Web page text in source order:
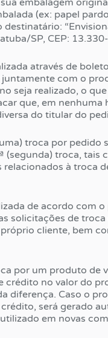
embalagem
(ex: papel
SP, CEP:
através de
com o
seja realizado, o
que, em nenhuma
do titular do
troca por pedido
(segunda) troca, tais
relacionados à troca
de acordo com
solicitações de
cliente, bem
por um produto de
crédito no valor do
diferença. Caso o
será gerado
em novas